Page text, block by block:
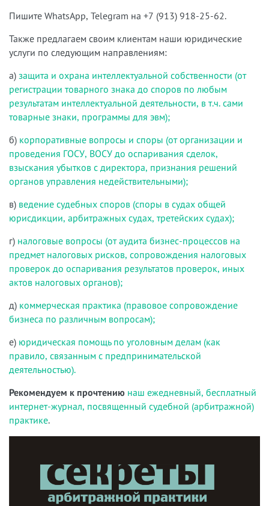
Пишите WhatsApp, Telegram на +7 (913) 918-25-62.
Также предлагаем своим клиентам наши юридические
услуги по следующим направлениям:
а) защита и охрана интеллектуальной собственности (от
регистрации товарного знака до споров по любым
результатам интеллектуальной деятельности, в т.ч. сами
товарные знаки, программы для эвм);
б) корпоративные вопросы и споры (от организации и
проведения ГОСУ, ВОСУ до оспаривания сделок,
взыскания убытков с директора, признания решений
органов управления недействительными);
в) ведение судебных споров (споры в судах общей
юрисдикции, арбитражных судах, третейских судах);
г) налоговые вопросы (от аудита бизнес-процессов на
предмет налоговых рисков, сопровождения налоговых
проверок до оспаривания результатов проверок, иных
актов налоговых органов);
д) коммерческая практика (правовое сопровождение
бизнеса по различным вопросам);
е) юридическая помощь по уголовным делам (как
правило, связанным с предпринимательской
деятельностью).
Рекомендуем к прочтению наш ежедневный, бесплатный
интернет-журнал, посвященный судебной (арбитражной)
практике.